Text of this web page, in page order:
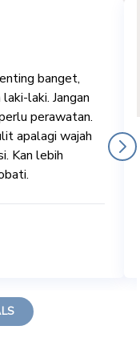
banget,
laki. Jangan
perawatan.
apalagi wajah
Kan lebih